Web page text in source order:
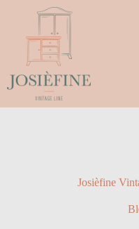
inhoud
Josièfine